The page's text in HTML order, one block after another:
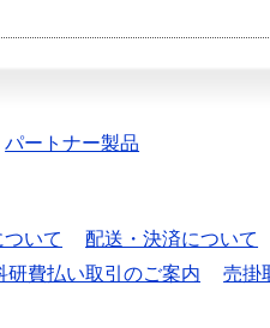
パートナー製品
いて 配送・決済について
研費払い取引のご案内 売掛